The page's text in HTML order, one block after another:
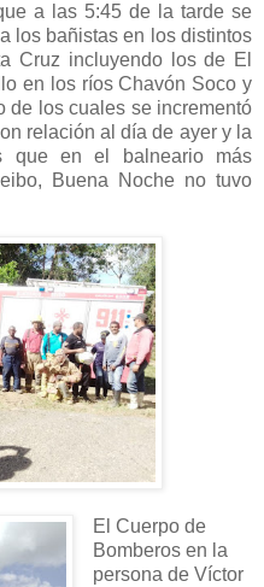
a las 5:45 de la tarde se
los bañistas en los distintos
Cruz incluyendo los de El
en los ríos Chavón Soco y
de los cuales se incrementó
relación al día de ayer y la
que en el balneario más
Buena Noche no tuvo
El Cuerpo de
Bomberos en la
persona de Víctor